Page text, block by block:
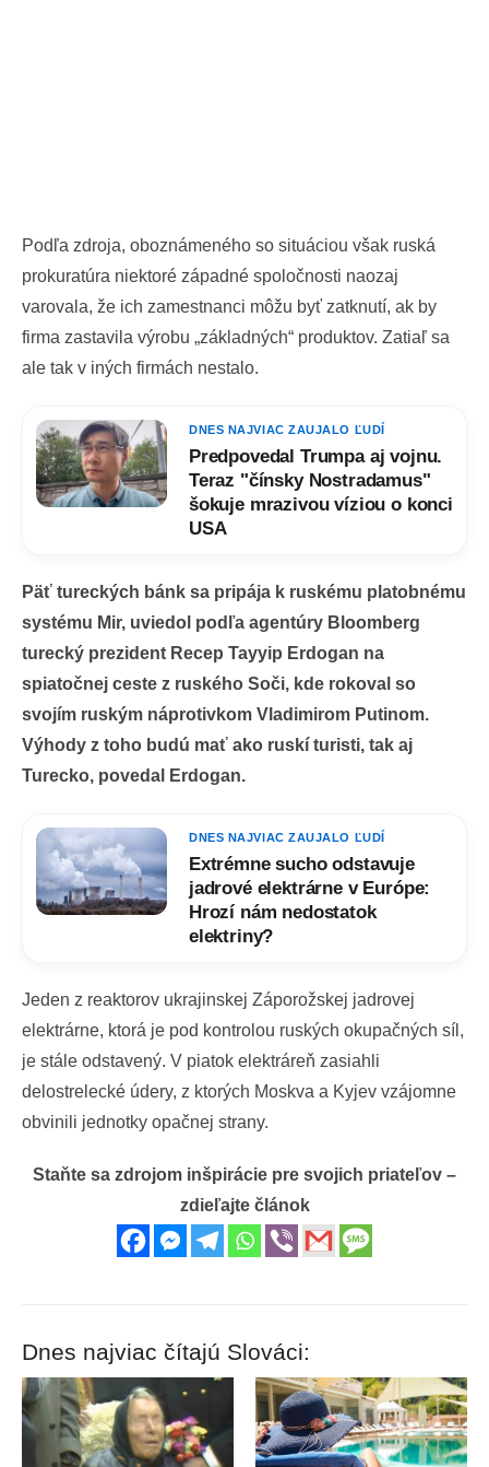
Podľa zdroja, oboznámeného so situáciou však ruská
prokuratúra niektoré západné spoločnosti naozaj
varovala, že ich zamestnanci môžu byť zatknutí, ak by
firma zastavila výrobu „základných“ produktov. Zatiaľ sa
ale tak v iných firmách nestalo.
DNES NAJVIAC ZAUJALO ĽUDÍ
Predpovedal Trumpa aj vojnu.
Teraz "čínsky Nostradamus"
šokuje mrazivou víziou o konci
USA
Päť tureckých bánk sa pripája k ruskému platobnému
systému Mir, uviedol podľa agentúry Bloomberg
turecký prezident Recep Tayyip Erdogan na
spiatočnej ceste z ruského Soči, kde rokoval so
svojím ruským náprotivkom Vladimirom Putinom.
Výhody z toho budú mať ako ruskí turisti, tak aj
Turecko, povedal Erdogan.
DNES NAJVIAC ZAUJALO ĽUDÍ
Extrémne sucho odstavuje
jadrové elektrárne v Európe:
Hrozí nám nedostatok
elektriny?
Jeden z reaktorov ukrajinskej Záporožskej jadrovej
elektrárne, ktorá je pod kontrolou ruských okupačných síl,
je stále odstavený. V piatok elektráreň zasiahli
delostrelecké údery, z ktorých Moskva a Kyjev vzájomne
obvinili jednotky opačnej strany.
Staňte sa zdrojom inšpirácie pre svojich priateľov –
zdieľajte článok
Dnes najviac čítajú Slováci: